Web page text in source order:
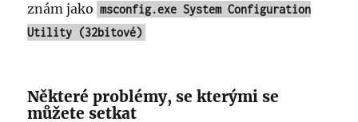
znám jako msconfig.exe System Configuration
Utility (32bitové)
Některé problémy, se kterými se
můžete setkat